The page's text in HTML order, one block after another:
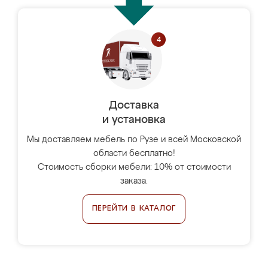
Доставка
и установка
Мы доставляем мебель по Рузе и всей Московской
области бесплатно!
Стоимость сборки мебели: 10% от стоимости
заказа.
ПЕРЕЙТИ В КАТАЛОГ